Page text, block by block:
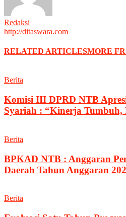
Redaksi
http://ditaswara.com
RELATED ARTICLESMORE
Berita
Komisi III DPRD NTB
Syariah : “Kinerja Tumbuh,
Berita
BPKAD NTB : Anggaran
Daerah Tahun Anggaran
Berita